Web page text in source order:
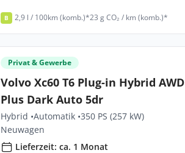
B 2,9 l / 100km (komb.)*23 g CO₂ / km (komb.)*
Privat & Gewerbe
Volvo Xc60 T6 Plug-in Hybrid AWD
Plus Dark Auto 5dr
Hybrid •Automatik •350 PS (257 kW)
Neuwagen
Lieferzeit: ca. 1 Monat